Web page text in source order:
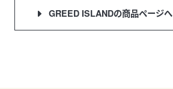
GREED ISLANDの商品ページへ